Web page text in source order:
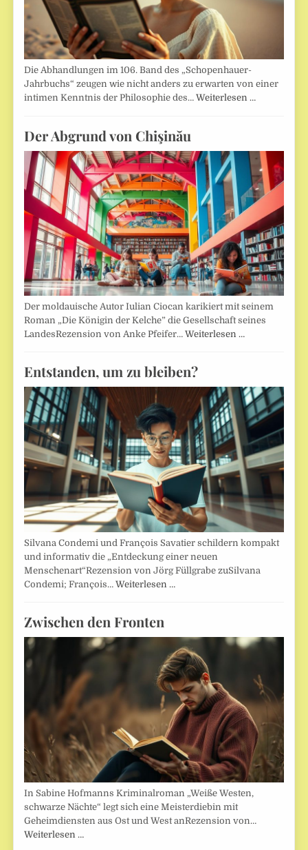
Die Abhandlungen im 106. Band des „Schopenhauer-
Jahrbuchs“ zeugen wie nicht anders zu erwarten von einer
intimen Kenntnis der Philosophie des…Weiterlesen …
Der Abgrund von Chişinău
Der moldauische Autor Iulian Ciocan karikiert mit seinem
Roman „Die Königin der Kelche” die Gesellschaft seines
LandesRezension von Anke Pfeifer…Weiterlesen …
Entstanden, um zu bleiben?
Silvana Condemi und François Savatier schildern kompakt
und informativ die „Entdeckung einer neuen
Menschenart“Rezension von Jörg Füllgrabe zuSilvana
Condemi; François…Weiterlesen …
Zwischen den Fronten
In Sabine Hofmanns Kriminalroman „Weiße Westen,
schwarze Nächte“ legt sich eine Meisterdiebin mit
Geheimdiensten aus Ost und West anRezension von…
Weiterlesen …